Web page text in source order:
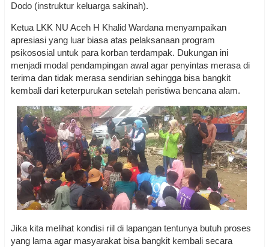
Dodo (instruktur keluarga sakinah).
Ketua LKK NU Aceh H Khalid Wardana menyampaikan
apresiasi yang luar biasa atas pelaksanaan program
psikososial untuk para korban terdampak. Dukungan ini
menjadi modal pendampingan awal agar penyintas merasa di
terima dan tidak merasa sendirian sehingga bisa bangkit
kembali dari keterpurukan setelah peristiwa bencana alam.
Jika kita melihat kondisi riil di lapangan tentunya butuh proses
yang lama agar masyarakat bisa bangkit kembali secara